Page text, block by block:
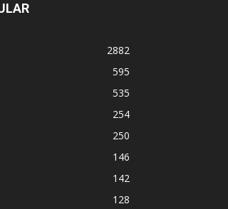
2882
595
535
254
250
146
142
128